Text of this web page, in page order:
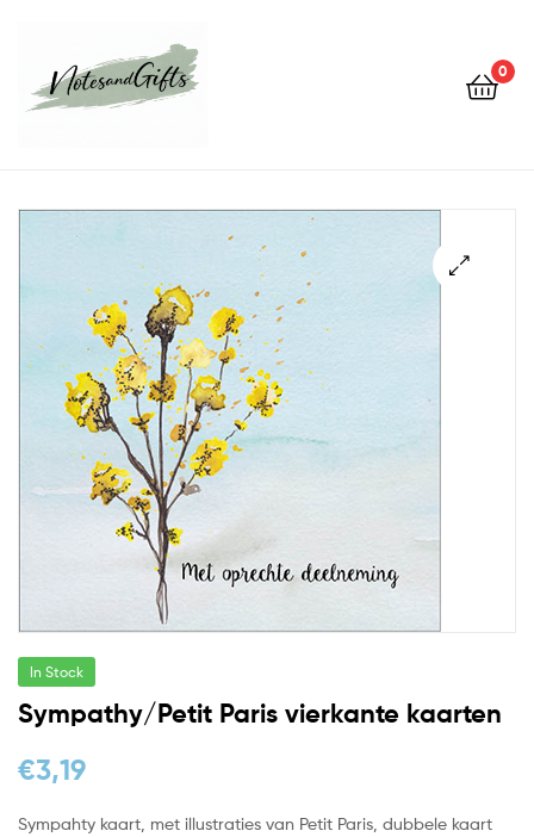
0
In Stock
Sympathy/Petit Paris vierkante kaarten
€3,19
Sympahty kaart, met illustraties van Petit Paris, dubbele kaart